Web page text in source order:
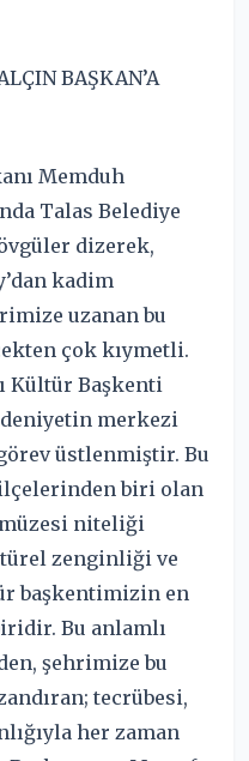
BAŞKAN’A
Memduh
Talas Belediye
övgüler dizerek,
kadim
uzanan bu
çok kıymetli.
Kültür Başkenti
merkezi
üstlenmiştir. Bu
biri olan
müzesi niteliği
zenginliği ve
başkentimizin en
Bu anlamlı
şehrimize bu
tecrübesi,
her zaman